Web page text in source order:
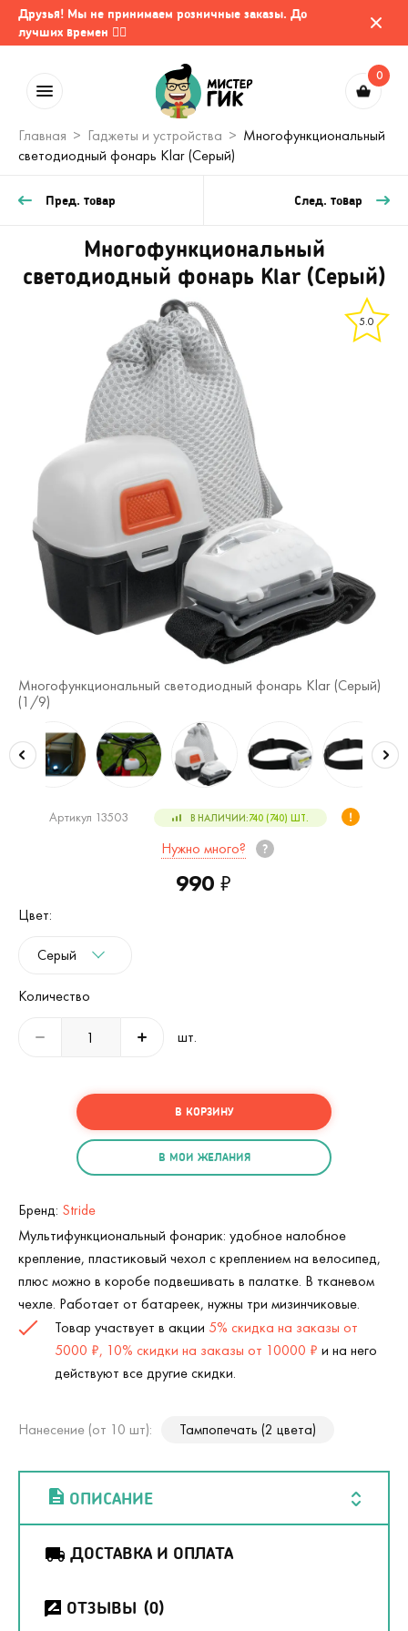
Друзья! Мы не принимаем розничные заказы. До
лучших времен 🤷‍♂️
0
Главная Гаджеты и устройства
Многофункциональный
светодиодный фонарь Klar (Серый)
Пред. товар След. товар
Многофункциональный
светодиодный фонарь Klar (Серый)
5.0
Многофункциональный светодиодный фонарь Klar (Серый)
(1 /9)
Артикул 13503 В НАЛИЧИИ:740 (740) ШТ.
Нужно много?
990 ₽
Цвет:
Серый
Количество
шт.
В КОРЗИНУ
В МОИ ЖЕЛАНИЯ
Бренд: Stride
Мультифункциональный фонарик: удобное налобное
крепление, пластиковый чехол с креплением на велосипед,
плюс можно в коробе подвешивать в палатке. В тканевом
чехле. Работает от батареек, нужны три мизинчиковые.
Товар участвует в акции 5% скидка на заказы от
5000 ₽, 10% скидки на заказы от 10000 ₽ и на него
действуют все другие скидки.
Нанесение (от 10 шт): Тампопечать (2 цвета)
ОПИСАНИЕ
ДОСТАВКА И ОПЛАТА
ОТЗЫВЫ (0)